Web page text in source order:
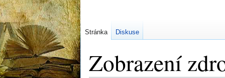
Zobrazení
Stránka Diskuse